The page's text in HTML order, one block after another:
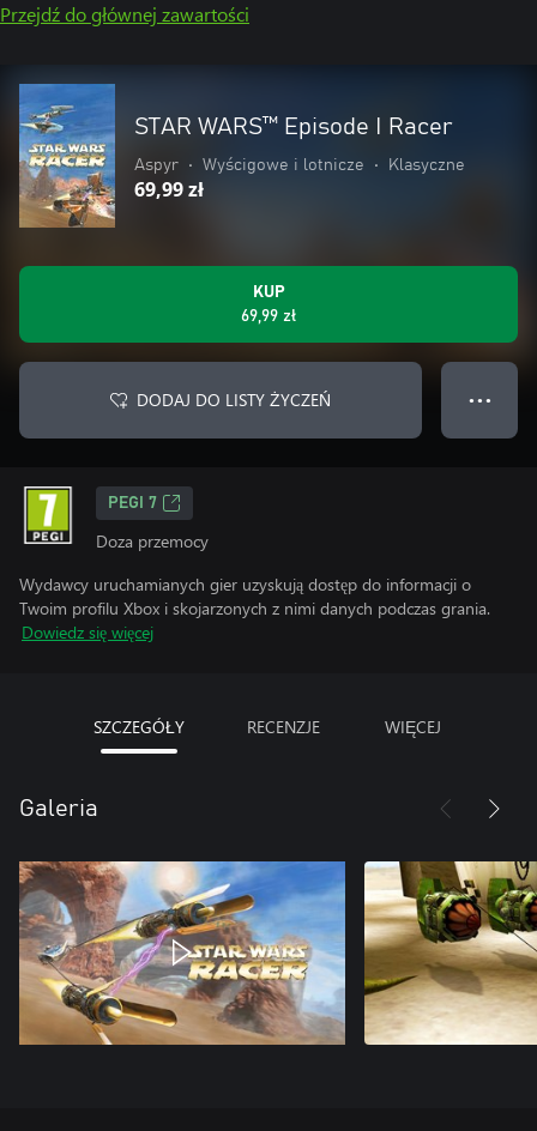
Przejdź do głównej zawartości
STAR WARS™ Episode I Racer
Aspyr • Wyścigowe i lotnicze • Klasyczne
69,99 zł
KUP
69,99 zł
DODAJ DO LISTY ŻYCZEŃ ● ● ●
PEGI 7
Doza przemocy
Wydawcy uruchamianych gier uzyskują dostęp do informacji o
Twoim profilu Xbox i skojarzonych z nimi danych podczas grania.
Dowiedz się więcej
SZCZEGÓŁY RECENZJE WIĘCEJ
Galeria